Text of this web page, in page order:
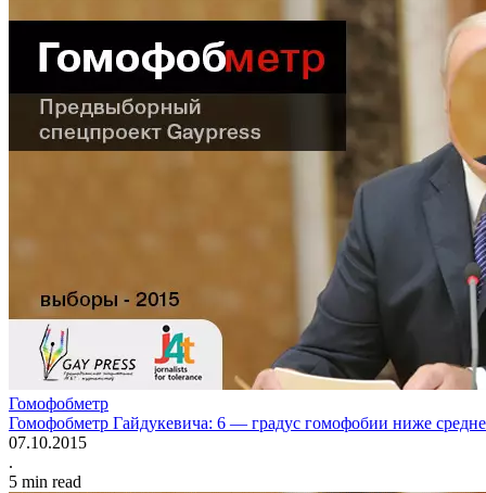
Гомофобметр
Гомофобметр Гайдукевича: 6 — градус гомофобии ниже
07.10.2015
.
5 min read